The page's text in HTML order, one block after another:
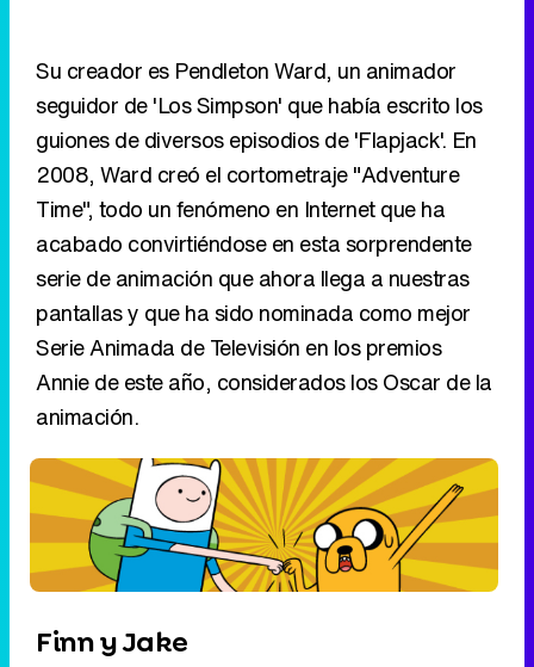
Su creador es Pendleton Ward, un animador
seguidor de 'Los Simpson' que había escrito los
guiones de diversos episodios de 'Flapjack'. En
2008, Ward creó el cortometraje "Adventure
Time", todo un fenómeno en Internet que ha
acabado convirtiéndose en esta sorprendente
serie de animación que ahora llega a nuestras
pantallas y que ha sido nominada como mejor
Serie Animada de Televisión en los premios
Annie de este año, considerados los Oscar de la
animación.
Finn y Jake